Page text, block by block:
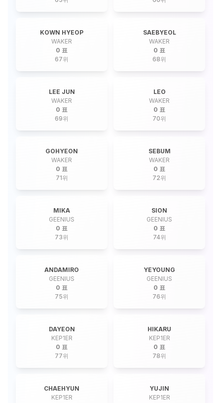
KOWN HYEOP
WAKER
0 표
67위
SAEBYEOL
WAKER
0 표
68위
LEE JUN
WAKER
0 표
69위
LEO
WAKER
0 표
70위
GOHYEON
WAKER
0 표
71위
SEBUM
WAKER
0 표
72위
MIKA
GEENIUS
0 표
73위
SION
GEENIUS
0 표
74위
ANDAMIRO
GEENIUS
0 표
75위
YEYOUNG
GEENIUS
0 표
76위
DAYEON
KEP1ER
0 표
77위
HIKARU
KEP1ER
0 표
78위
CHAEHYUN
KEP1ER
YUJIN
KEP1ER